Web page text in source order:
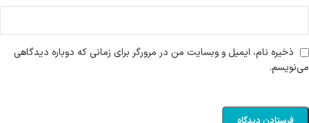
ذخیره نام، ایمیل و وبسایت من در مرورگر برای زمانی که دوباره دیدگاهی
می‌نویسم.